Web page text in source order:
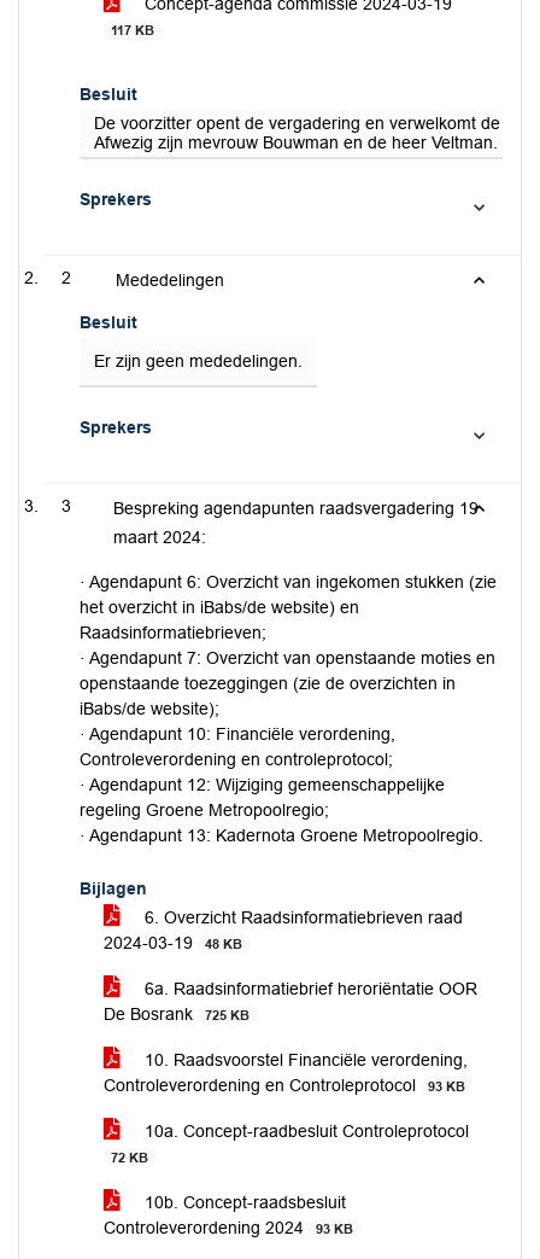
117 KB
Besluit
De voorzitter opent de vergadering en verwelkomt de
Afwezig zijn mevrouw Bouwman en de heer Veltman.
Sprekers
2 Mededelingen
Besluit
Er zijn geen mededelingen.
Sprekers
3
Bespreking agendapunten raadsvergadering 19
maart 2024:
· Agendapunt 6: Overzicht van ingekomen stukken (zie
het overzicht in iBabs/de website) en
Raadsinformatiebrieven;
· Agendapunt 7: Overzicht van openstaande moties en
openstaande toezeggingen (zie de overzichten in
iBabs/de website);
· Agendapunt 10: Financiële verordening,
Controleverordening en controleprotocol;
· Agendapunt 12: Wijziging gemeenschappelijke
regeling Groene Metropoolregio;
· Agendapunt 13: Kadernota Groene Metropoolregio.
Bijlagen
6. Overzicht Raadsinformatiebrieven raad
2024-03-19
48 KB
6a. Raadsinformatiebrief heroriëntatie OOR
De Bosrank
725 KB
10. Raadsvoorstel Financiële verordening,
Controleverordening en Controleprotocol
93 KB
10a. Concept-raadbesluit Controleprotocol
72 KB
10b. Concept-raadsbesluit
Controleverordening 2024
93 KB